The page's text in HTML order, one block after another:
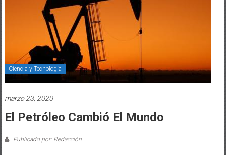
Ciencia y Tecnología
marzo 23, 2020
El Petróleo Cambió El Mundo
Publicado por: Redacción